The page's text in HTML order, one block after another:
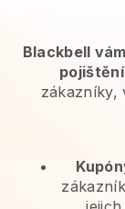
Blackbell
zákazníky,